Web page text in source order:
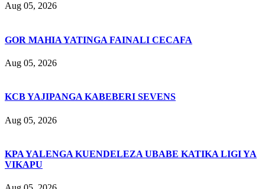
Aug 05, 2026
GOR MAHIA YATINGA FAINALI CECAFA
Aug 05, 2026
KCB YAJIPANGA KABEBERI SEVENS
Aug 05, 2026
KPA YALENGA KUENDELEZA UBABE KATIKA LIGI YA
VIKAPU